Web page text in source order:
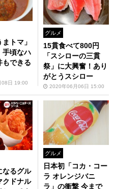
トマ」
手頃なハ
もできる
08日 19:00
グルメ
15貫食べて800円
「スシローの三貫
祭」に大興奮！あり
がとうスシロー
2020年06月06日 15:00
なるグル
クドナル
グルメ
日本初「コカ・コー
ラ オレンジバニ
ラ」の衝撃 今まで